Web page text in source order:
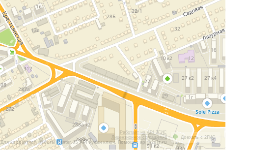
Работает на API 2ГИС
Лицензионное соглашение
Для корректной работы Raster JS API нужен ключ. Помощь: api@2gis.ru
Доехать с 2ГИС